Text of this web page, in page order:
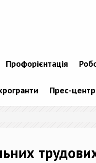
Профорієнтація
Прес-центр